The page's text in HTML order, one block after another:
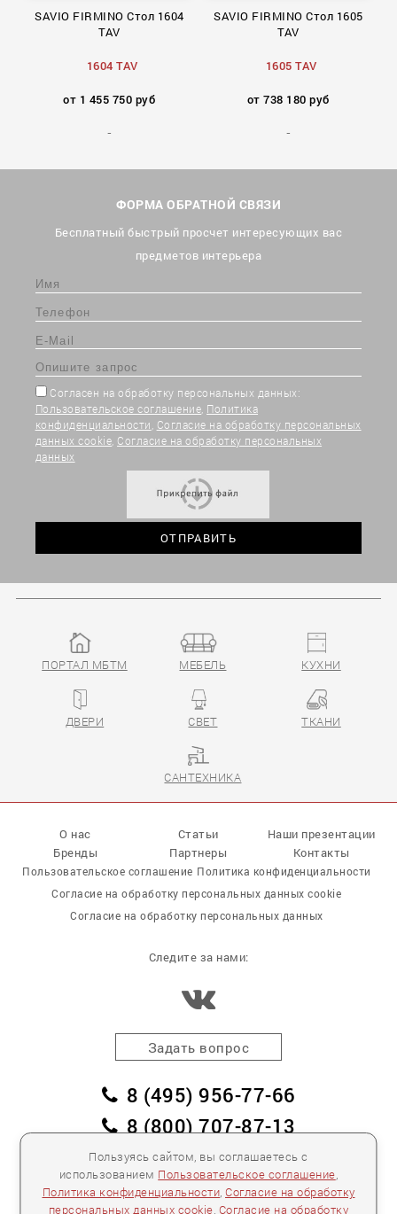
SAVIO FIRMINO Стол 1604
TAV
1604 TAV
от 1 455 750 руб
SAVIO FIRMINO Стол 1605
TAV
1605 TAV
от 738 180 руб
ФОРМА ОБРАТНОЙ СВЯЗИ
Бесплатный быстрый просчет интересующих вас
предметов интерьера
Согласен на обработку персональных данных:
Пользовательское соглашение Политика
конфиденциальности Согласие на обработку персональных
данных cookie Согласие на обработку персональных
данных
Пользуясь сайтом, вы соглашаетесь с
использованием Пользовательское соглашение
Политика конфиденциальности Согласие на обработку
персональных данных cookie Согласие на обработку
ПОРТАЛ МБТМ МЕБЕЛЬ КУХНИ
ДВЕРИ СВЕТ ТКАНИ
САНТЕХНИКА
О нас Статьи
Наши презентации
Бренды
Партнеры Контакты
Пользовательское соглашение Политика конфиденциальности
Согласие на обработку персональных данных cookie
Согласие на обработку персональных данных
Следите за нами:
Задать вопрос
8 (495) 956-77-66
8 (800) 707-87-13
заказать обратный звонок
пл. Победы, дом 2, корпус 2